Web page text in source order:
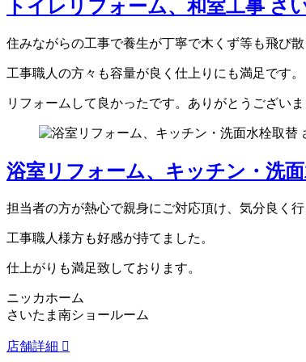
トイレリフォーム、和室工事 さ
住みながらの工事で養生が丁寧で木くず等も飛び
工事職人の方々も容量が良く仕上りにも満足です。
リフォームして良かったです。ありがとうございま
浴室リフォーム、キッチン・洗
担当者の方が熱心で親身にご対応頂け、気分良く行
工事職人様方も好感が持てました。
仕上がりも満足致しております。
ニッカホーム
さいたま南ショールーム
店舗詳細